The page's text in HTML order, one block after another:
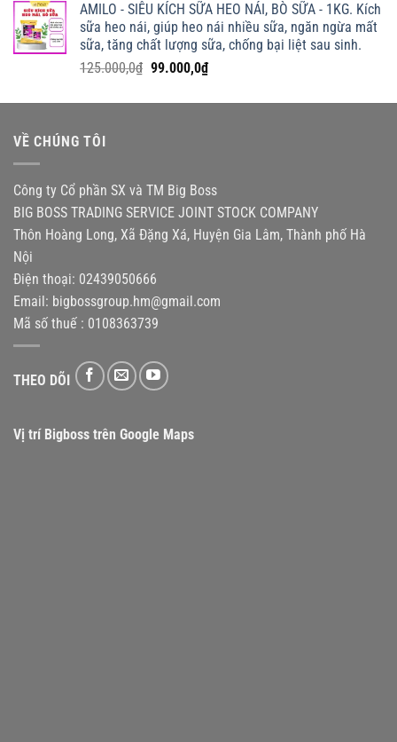
là:
150.000,0₫.
tại
là:
95.000,0₫.
AMILO - SIÊU KÍCH SỮA HEO NÁI, BÒ SỮA - 1KG. Kích
sữa heo nái, giúp heo nái nhiều sữa, ngăn ngừa mất
sữa, tăng chất lượng sữa, chống bại liệt sau sinh.
125.000,0₫ Giá
là:
99.000,0₫Giá
tại
VỀ CHÚNG TÔI
Công ty Cổ phần SX và TM Big Boss
BIG BOSS TRADING SERVICE JOINT STOCK COMPANY
Thôn Hoàng Long, Xã Đặng Xá, Huyện Gia Lâm, Thành phố Hà
Nội
Điện thoại: 02439050666
Email: bigbossgroup.hm@gmail.com
Mã số thuế : 0108363739
THEO DÕI
Vị trí Bigboss trên Google Maps